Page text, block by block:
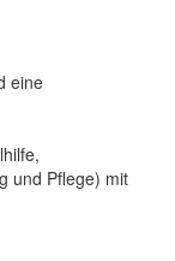
eine
und Pflege) mit